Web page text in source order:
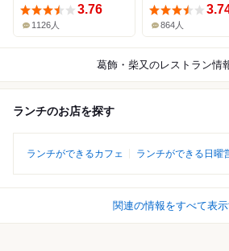
3.76
1126人 864人
葛飾・柴又のレストラン情
ランチのお店を探す
ランチができるカフェ ランチができる日曜
関連の情報をすべて表